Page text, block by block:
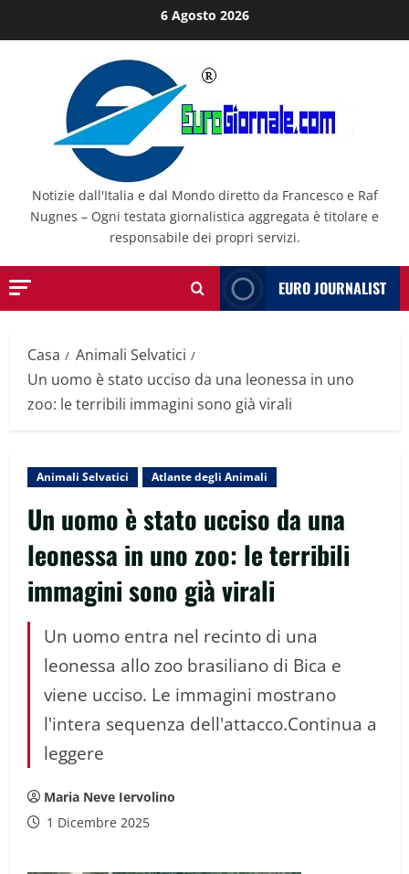
al
6 Agosto 2026
Notizie dall'Italia e dal Mondo diretto da Francesco e Raf
Nugnes – Ogni testata giornalistica aggregata è titolare e
responsabile dei propri servizi.
EURO JOURNALIST
Casa
Animali Selvatici
Un uomo è stato ucciso da una leonessa in uno
zoo: le terribili immagini sono già virali
Animali Selvatici Atlante degli Animali
Un uomo è stato ucciso da una
leonessa in uno zoo: le terribili
immagini sono già virali
Un uomo entra nel recinto di una
leonessa allo zoo brasiliano di Bica e
viene ucciso. Le immagini mostrano
l'intera sequenza dell'attacco.Continua a
leggere
Maria Neve Iervolino
1 Dicembre 2025